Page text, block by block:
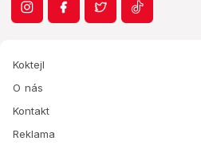
Koktejl
O nás
Kontakt
Reklama